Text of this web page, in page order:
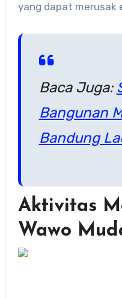
yang dapat merusak
Baca Juga:
Bangunan
Bandung
Aktivitas
Wawo